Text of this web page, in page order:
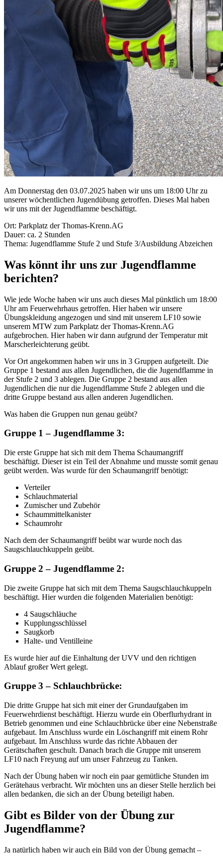
Am Donnerstag den 03.07.2025 haben wir uns um 18:00 Uhr zu
unserer wöchentlichen Jugendübung getroffen. Dieses Mal haben
wir uns mit der Jugendflamme beschäftigt.
Ort: Parkplatz der Thomas-Krenn.AG
Dauer: ca. 2 Stunden
Thema: Jugendflamme Stufe 2 und Stufe 3/Ausbildung Abzeichen
Was könnt ihr uns zur Jugendflamme
berichten?
Wie jede Woche haben wir uns auch dieses Mal pünktlich um 18:00
Uhr am Feuerwehrhaus getroffen. Hier haben wir unsere
Übungskleidung angezogen und sind mit unserem LF10 sowie
unserem MTW zum Parkplatz der Thomas-Krenn.AG
aufgebrochen. Hier haben wir dann aufgrund der Temperatur mit
Marscherleichterung geübt.
Vor Ort angekommen haben wir uns in 3 Gruppen aufgeteilt. Die
Gruppe 1 bestand aus allen Jugendlichen, die die Jugendflamme in
der Stufe 2 und 3 ablegen. Die Gruppe 2 bestand aus allen
Jugendlichen die nur die Jugendflamme Stufe 2 ablegen und die
dritte Gruppe bestand aus allen anderen Jugendlichen.
Was haben die Gruppen nun genau geübt?
Gruppe 1 – Jugendflamme 3:
Die erste Gruppe hat sich mit dem Thema Schaumangriff
beschäftigt. Dieser ist ein Teil der Abnahme und musste somit genau
geübt werden. Was wurde für den Schaumangriff benötigt:
Verteiler
Schlauchmaterial
Zumischer und Zubehör
Schaummittelkanister
Schaumrohr
Nach dem der Schaumangriff beübt war wurde noch das
Saugschlauchkuppeln geübt.
Gruppe 2 – Jugendflamme 2:
Die zweite Gruppe hat sich mit dem Thema Saugschlauchkuppeln
beschäftigt. Hier wurden die folgenden Materialien benötigt:
4 Saugschläuche
Kupplungsschlüssel
Saugkorb
Halte- und Ventilleine
Es wurde hier auf die Einhaltung der UVV und den richtigen
Ablauf großer Wert gelegt.
Gruppe 3 – Schlauchbrücke:
Die dritte Gruppe hat sich mit einer der Grundaufgaben im
Feuerwehrdienst beschäftigt. Hierzu wurde ein Oberflurhydrant in
Betrieb genommen und eine Schlauchbrücke über eine Nebenstraße
aufgebaut. Im Anschluss wurde ein Löschangriff mit einem Rohr
aufgebaut. Im Anschluss wurde das richte Abbauen der
Gerätschaften geschult. Danach brach die Gruppe mit unserem
LF10 nach Freyung auf um unser Fahrzeug zu Tanken.
Nach der Übung haben wir noch ein paar gemütliche Stunden im
Gerätehaus verbracht. Wir möchten uns an dieser Stelle herzlich bei
allen bedanken, die sich an der Übung beteiligt haben.
Gibt es Bilder von der Übung zur
Jugendflamme?
Ja natürlich haben wir auch ein Bild von der Übung gemacht –